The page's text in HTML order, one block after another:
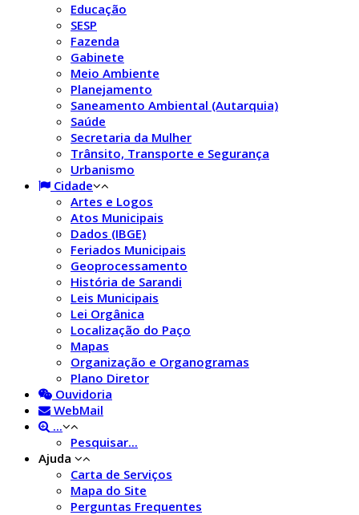
Educação
SESP
Fazenda
Gabinete
Meio Ambiente
Planejamento
Saneamento Ambiental (Autarquia)
Saúde
Secretaria da Mulher
Trânsito, Transporte e Segurança
Urbanismo
Cidade
Artes e Logos
Atos Municipais
Dados (IBGE)
Feriados Municipais
Geoprocessamento
História de Sarandi
Leis Municipais
Lei Orgânica
Localização do Paço
Mapas
Organização e Organogramas
Plano Diretor
Ouvidoria
WebMail
...
Pesquisar...
Ajuda
Carta de Serviços
Mapa do Site
Perguntas Frequentes